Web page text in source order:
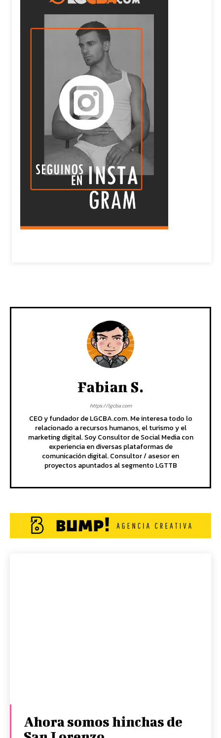
Fabian S.
https://lgcba.com
CEO y fundador de LGCBA.com. Me interesa todo lo
relacionado a recursos humanos, el turismo y el
marketing digital. Soy Consultor de Social Media con
experiencia en diversas plataformas de
comunicación digital. Consultor / asesor en
proyectos apuntados al segmento LGTTB
Ahora somos hinchas de